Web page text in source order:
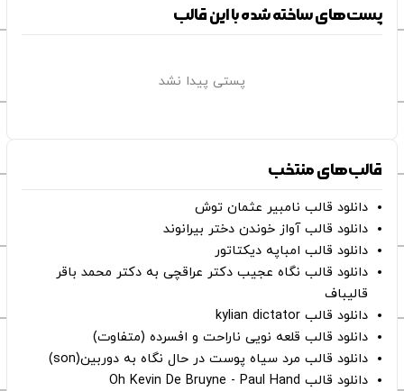
پست‌های ساخته شده با این قالب
پستی پیدا نشد
قالب‌های منتخب
دانلود قالب نامبیر عثمان ‌توش
دانلود قالب آواز خوندن دختر بیرانوند
دانلود قالب امباپه دیکتاتور
دانلود قالب نگاه عجیب دکتر عراقچی به دکتر محمد باقر
قالیباف
دانلود قالب kylian dictator
دانلود قالب قلعه نویی ناراحت و افسرده (متفاوت)
دانلود قالب مرد سیاه پوست در حال نگاه به دوربین(son)
دانلود قالب Oh Kevin De Bruyne - Paul Hand